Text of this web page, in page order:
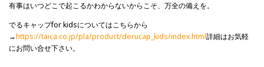
有事はいつどこで起こるかわからないからこそ、万全の備えを。
でるキャップfor kidsについてはこちらから
→https://taica.co.jp/pla/product/derucap_kids/index.html詳細はお気軽
にお問い合せ下さい。